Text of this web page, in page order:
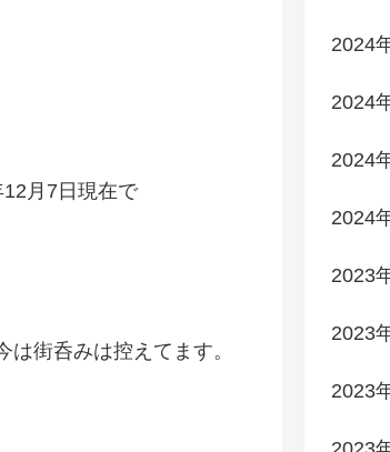
月7日現在で
街呑みは控えてます。
2024
2024
2024
2024
2023
2023
2023